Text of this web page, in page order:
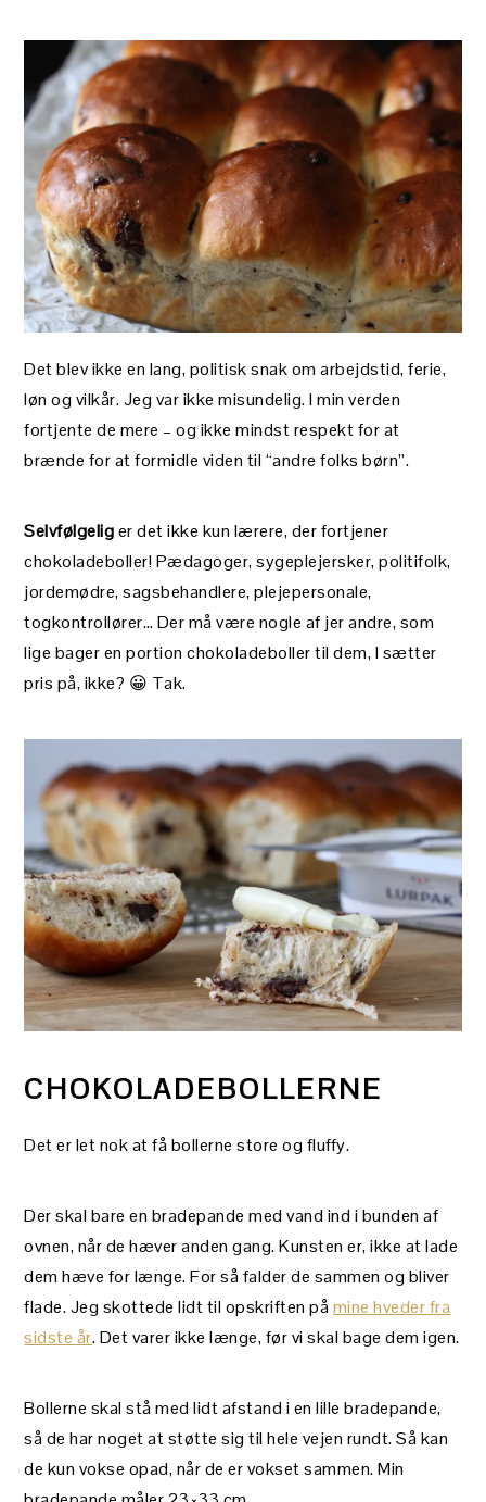
Det blev ikke en lang, politisk snak om arbejdstid, ferie,
løn og vilkår. Jeg var ikke misundelig. I min verden
fortjente de mere – og ikke mindst respekt for at
brænde for at formidle viden til “andre folks børn”.
Selvfølgeliger det ikke kun lærere, der fortjener
chokoladeboller! Pædagoger, sygeplejersker, politifolk,
jordemødre, sagsbehandlere, plejepersonale,
togkontrollører… Der må være nogle af jer andre, som
lige bager en portion chokoladeboller til dem, I sætter
pris på, ikke? 😀 Tak.
CHOKOLADEBOLLERNE
Det er let nok at få bollerne store og fluffy.
Der skal bare en bradepande med vand ind i bunden af
ovnen, når de hæver anden gang. Kunsten er, ikke at lade
dem hæve for længe. For så falder de sammen og bliver
flade. Jeg skottede lidt til opskriften på mine hveder fra
sidste år. Det varer ikke længe, før vi skal bage dem igen.
Bollerne skal stå med lidt afstand i en lille bradepande,
så de har noget at støtte sig til hele vejen rundt. Så kan
de kun vokse opad, når de er vokset sammen. Min